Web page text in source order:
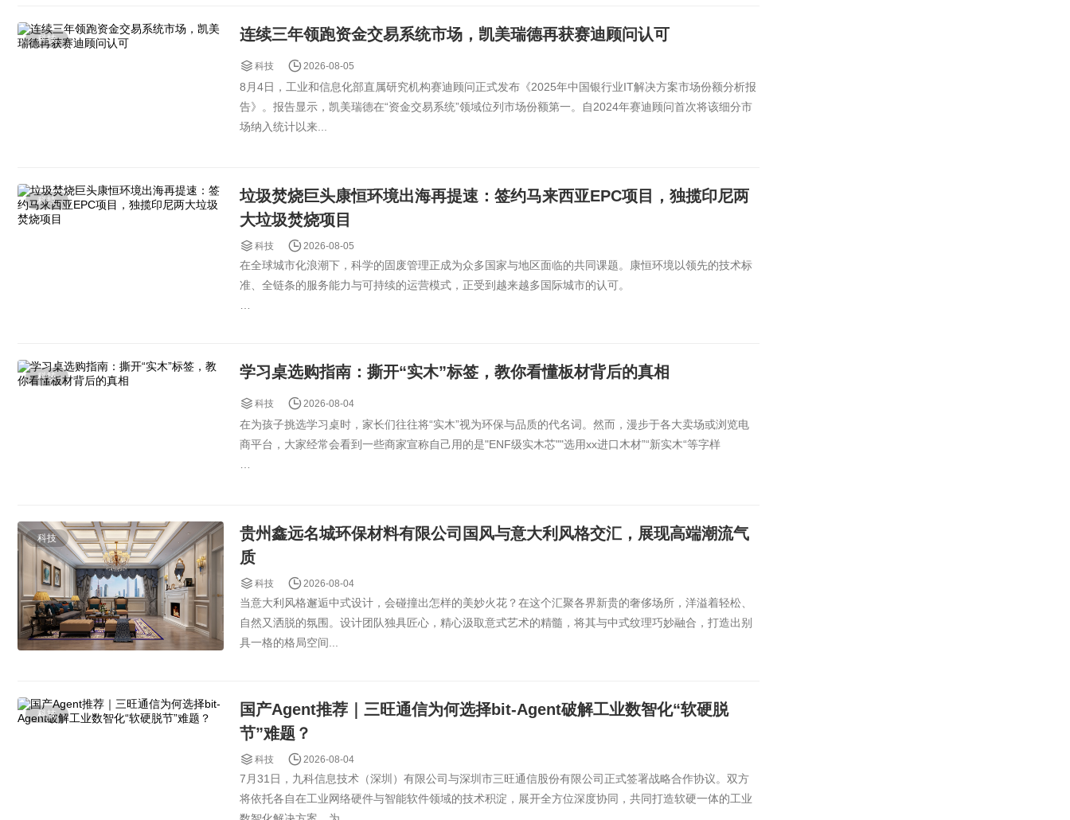
掌心迷你机身，...
科技 连续三年领跑资金交易系统市场，凯美瑞德再获赛迪顾问认可
科技 2026-08-05
8月4日，工业和信息化部直属研究机构赛迪顾问正式发布《2025年中国银行业IT解决方案市场份额分析报
告》。报告显示，凯美瑞德在“资金交易系统”领域位列市场份额第一。自2024年赛迪顾问首次将该细分市
场纳入统计以来...
科技
垃圾焚烧巨头康恒环境出海再提速：签约马来西亚EPC项目，独揽印尼两
大垃圾焚烧项目
科技 2026-08-05
在全球城市化浪潮下，科学的固废管理正成为众多国家与地区面临的共同课题。康恒环境以领先的技术标
准、全链条的服务能力与可持续的运营模式，正受到越来越多国际城市的认可。
科技 学习桌选购指南：撕开“实木”标签，教你看懂板材背后的真相
科技 2026-08-04
在为孩子挑选学习桌时，家长们往往将“实木”视为环保与品质的代名词。然而，漫步于各大卖场或浏览电
商平台，大家经常会看到一些商家宣称自己用的是"ENF级实木芯""选用xx进口木材”“新实木“等字样
科技
贵州鑫远名城环保材料有限公司国风与意大利风格交汇，展现高端潮流气
质
科技 2026-08-04
当意大利风格邂逅中式设计，会碰撞出怎样的美妙火花？在这个汇聚各界新贵的奢侈场所，洋溢着轻松、
自然又洒脱的氛围。设计团队独具匠心，精心汲取意式艺术的精髓，将其与中式纹理巧妙融合，打造出别
具一格的格局空间...
科技
国产Agent推荐｜三旺通信为何选择bit-Agent破解工业数智化“软硬脱
节”难题？
科技 2026-08-04
7月31日，九科信息技术（深圳）有限公司与深圳市三旺通信股份有限公司正式签署战略合作协议。双方
将依托各自在工业网络硬件与智能软件领域的技术积淀，展开全方位深度协同，共同打造软硬一体的工业